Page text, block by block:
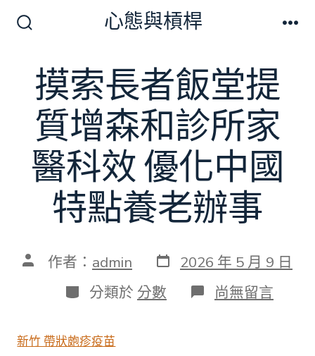
換
開
關
心態與槓桿
摸索長者飯堂提
質增森和診所家
醫科效 優化中國
特點養老辦事
文 作者： admin 發
表
日
期
2026 年 5 月 9 日
分
類
分類於 分數 在
〈摸
尚無留言
新竹 帶狀皰疹疫苗